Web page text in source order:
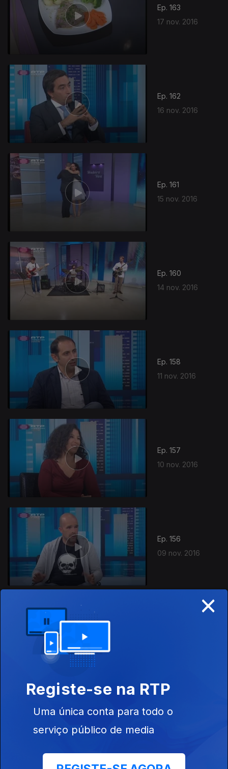
Ep. 163
17 nov. 2016
Ep. 162
16 nov. 2016
Ep. 161
15 nov. 2016
Ep. 160
14 nov. 2016
Ep. 158
11 nov. 2016
Ep. 157
10 nov. 2016
Ep. 156
09 nov. 2016
258388
Ep. 154
×
Registe-se na RTP
Uma única conta para todo o
serviço público de media